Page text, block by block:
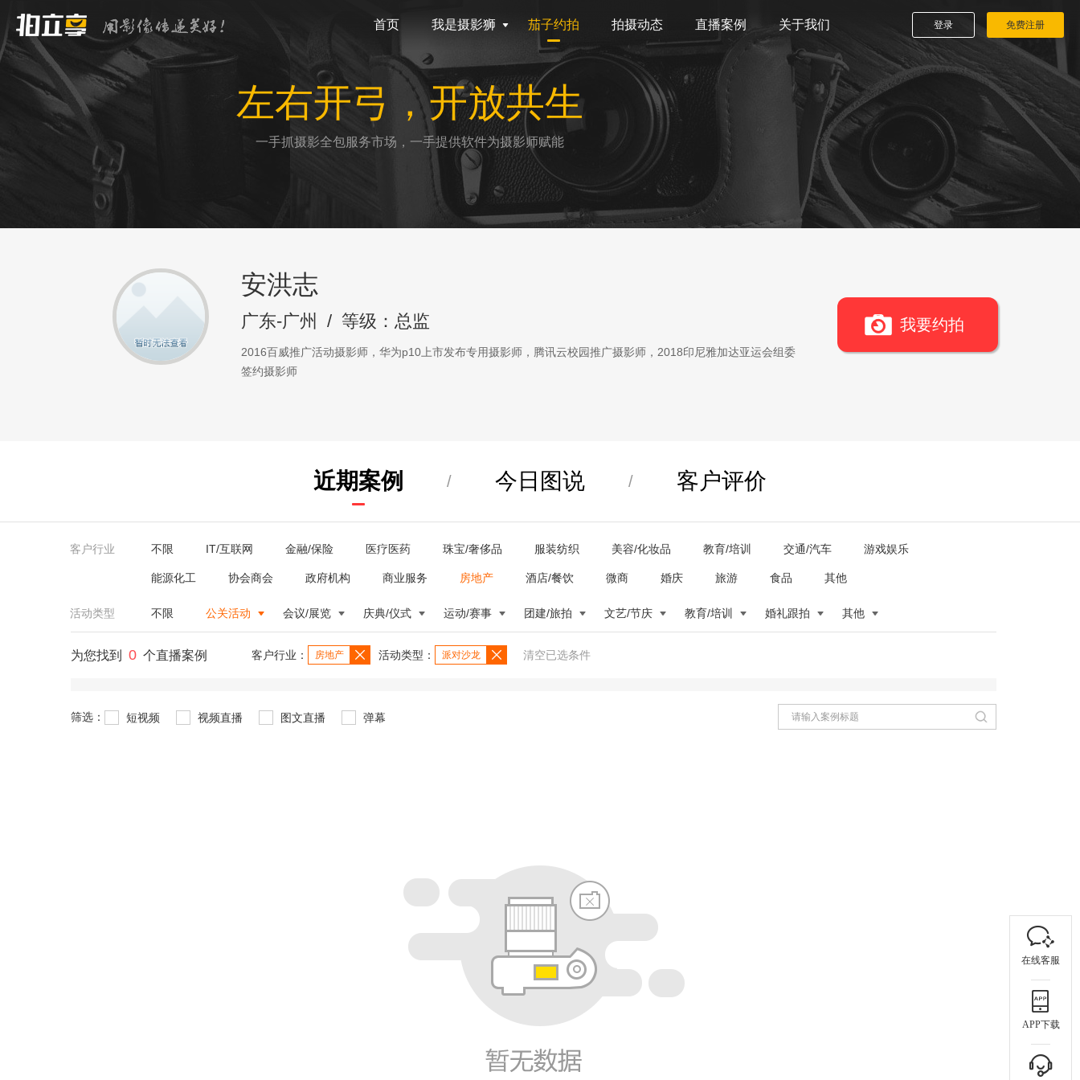
首页 我是摄影狮 茄子约拍 拍摄动态 直播案例 关于我们 登录 免费注册
左右开弓，开放共生
一手抓摄影全包服务市场，一手提供软件为摄影师赋能
安洪志
广东-广州 / 等级：总监
2016百威推广活动摄影师，华为p10上市发布专用摄影师，腾讯云校园推广摄影师，2018印尼雅加达亚运会组委
签约摄影师
我要约拍
近期案例 / 今日图说 / 客户评价
客户行业 不限 IT/互联网 金融/保险 医疗医药 珠宝/奢侈品 服装纺织 美容/化妆品 教育/培训 交通/汽车 游戏娱乐
能源化工 协会商会 政府机构 商业服务 房地产 酒店/餐饮 微商 婚庆 旅游 食品 其他
活动类型 不限 公关活动 会议/展览 庆典/仪式 运动/赛事 团建/旅拍 文艺/节庆 教育/培训 婚礼跟拍 其他
为您找到 0 个直播案例 客户行业： 房地产 活动类型： 派对沙龙 清空已选条件
筛选： 短视频 视频直播 图文直播 弹幕
在线客服
APP下载